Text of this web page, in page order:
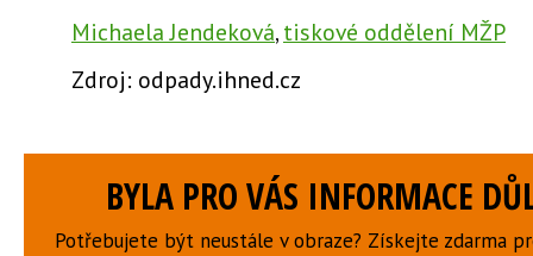
Michaela Jendeková, tiskové oddělení MŽP
Zdroj: odpady.ihned.cz
BYLA PRO VÁS INFORMACE
Potřebujete být neustále v obraze? Získejte zdarma